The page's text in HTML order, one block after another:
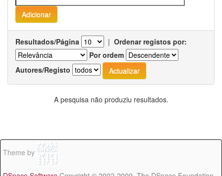
Resultados/Página | Ordenar registos por:
Por ordem
Autores/Registo
A pesquisa não produziu resultados.
Theme by